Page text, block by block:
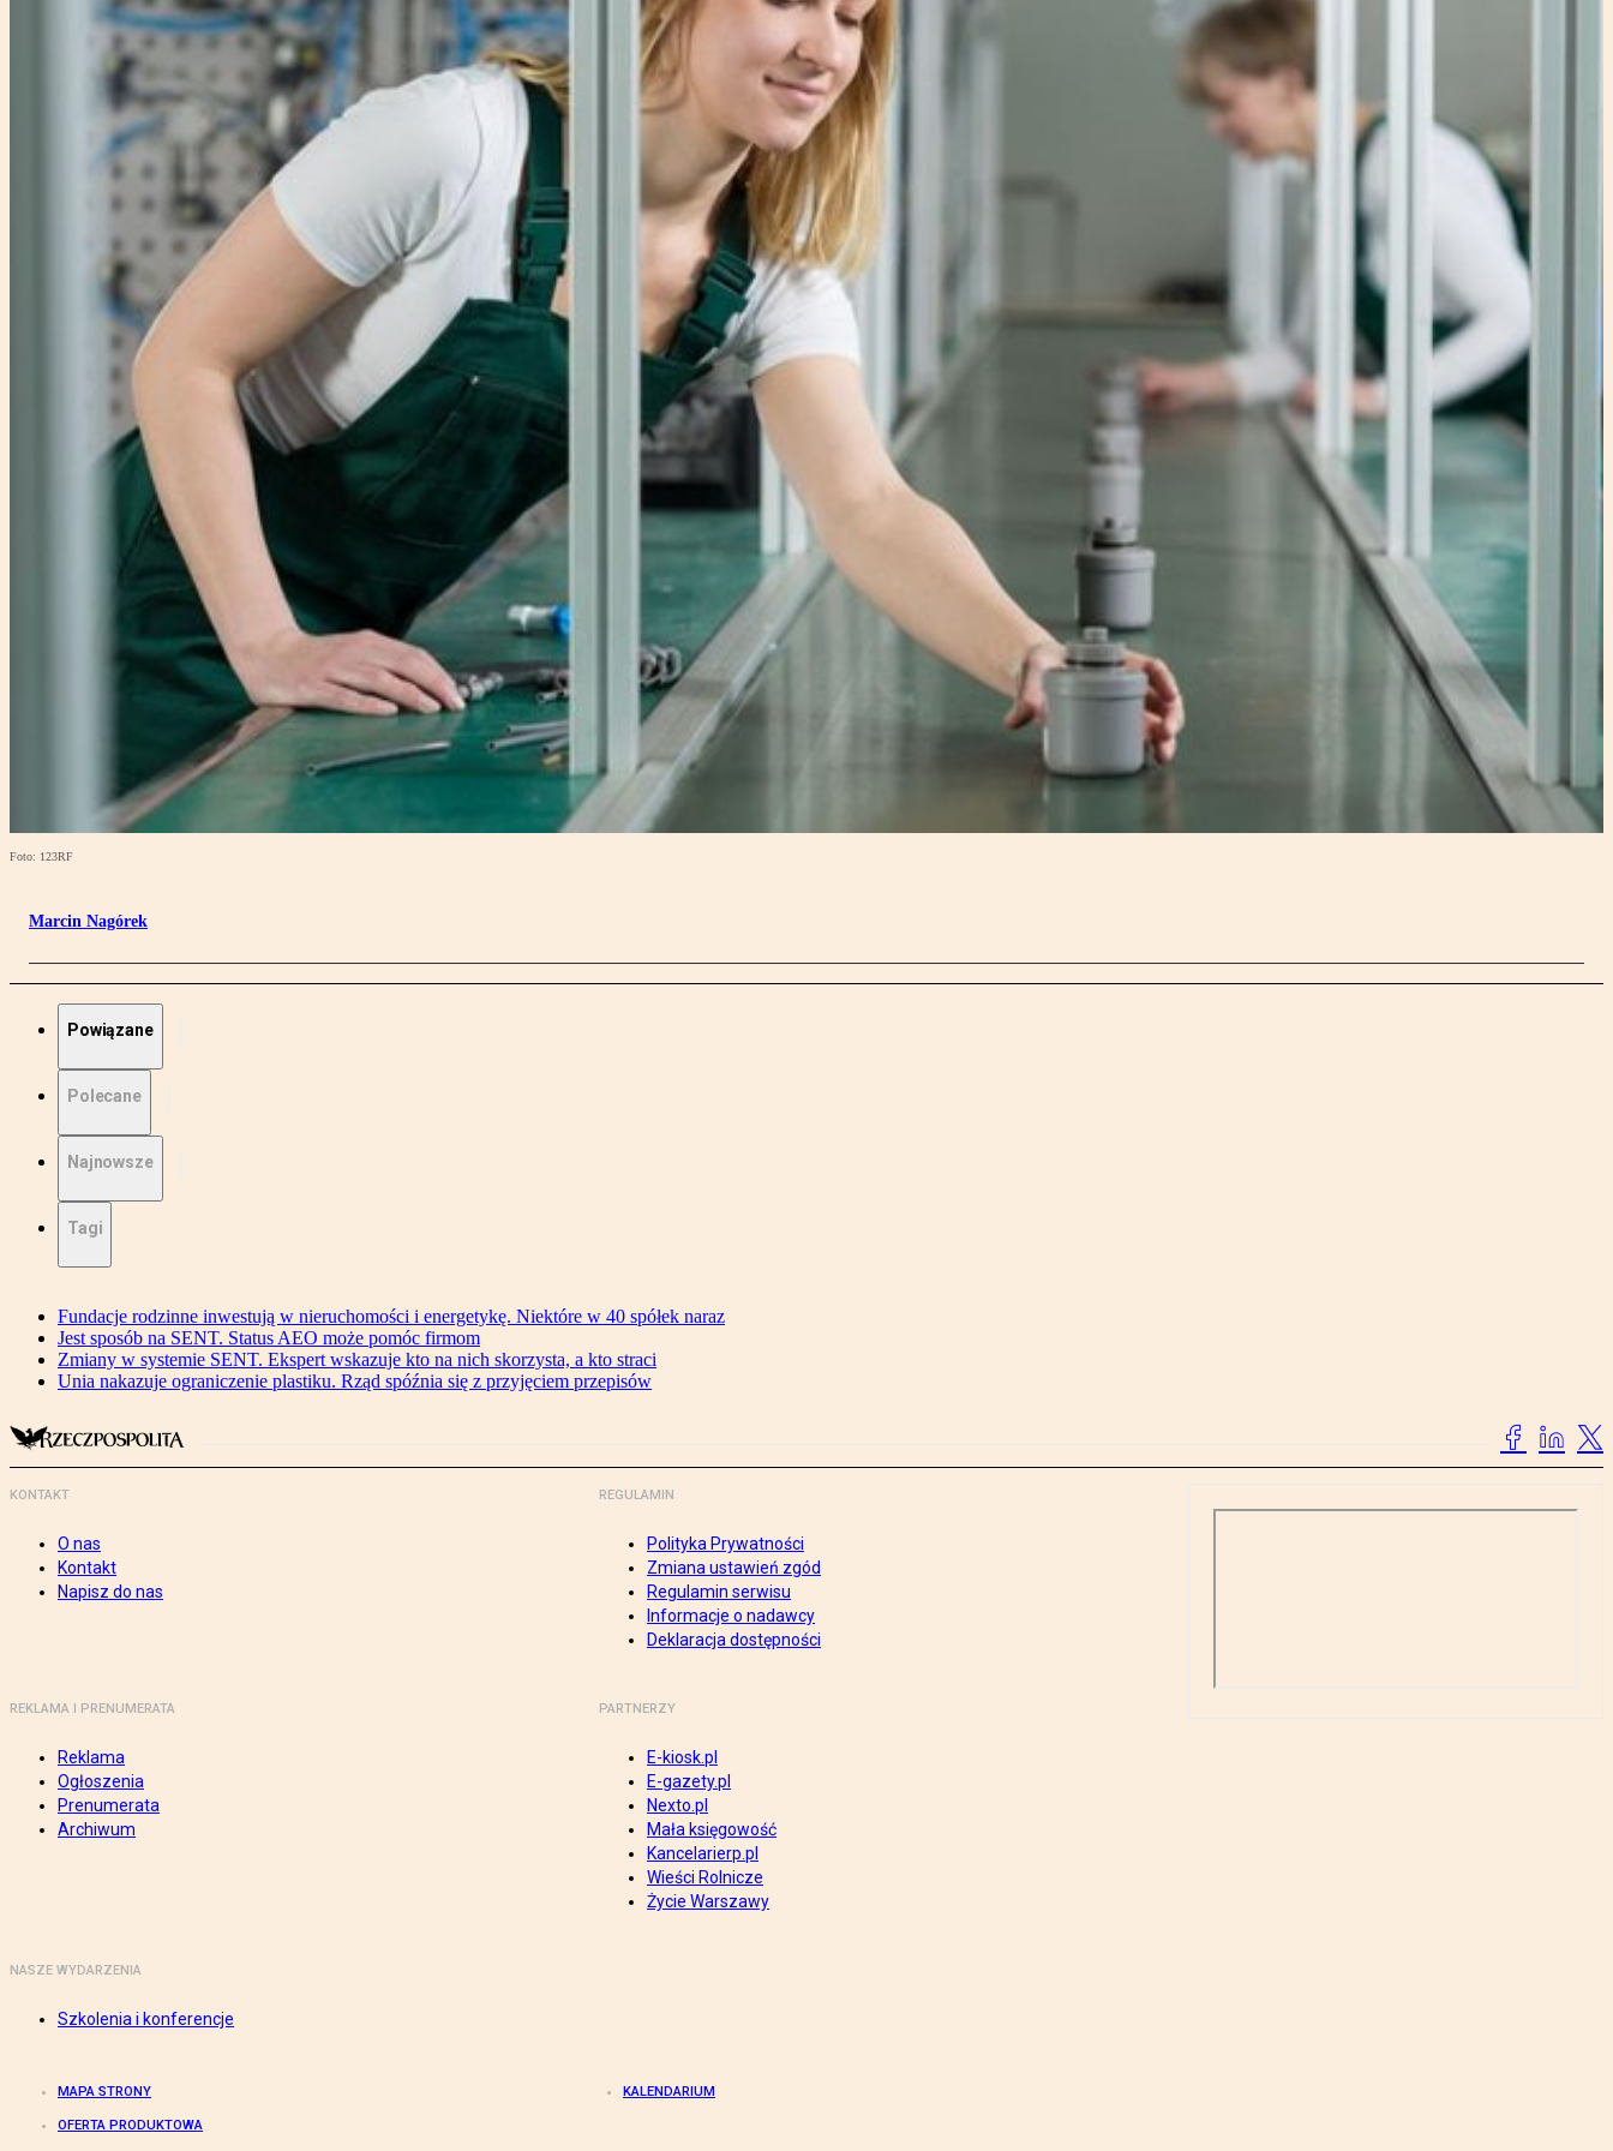
Foto: 123RF
Marcin Nagórek
Powiązane
Polecane
Najnowsze
Tagi
Fundacje rodzinne inwestują w nieruchomości i energetykę. Niektóre w 40 spółek naraz
Jest sposób na SENT. Status AEO może pomóc firmom
Zmiany w systemie SENT. Ekspert wskazuje kto na nich skorzysta, a kto straci
Unia nakazuje ograniczenie plastiku. Rząd spóźnia się z przyjęciem przepisów
KONTAKT
O nas
Kontakt
Napisz do nas
REGULAMIN
Polityka Prywatności
Zmiana ustawień zgód
Regulamin serwisu
Informacje o nadawcy
Deklaracja dostępności
REKLAMA I PRENUMERATA
Reklama
Ogłoszenia
Prenumerata
Archiwum
PARTNERZY
E-kiosk.pl
E-gazety.pl
Nexto.pl
Mała księgowość
Kancelarierp.pl
Wieści Rolnicze
Życie Warszawy
NASZE WYDARZENIA
Szkolenia i konferencje
MAPA STRONY KALENDARIUM
OFERTA PRODUKTOWA